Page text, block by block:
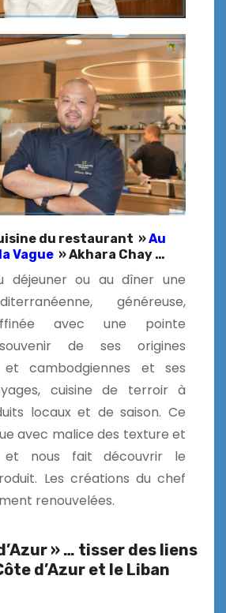
du restaurant »Au
Vague » Akhara Chay …
déjeuner ou au dîner une
généreuse,
avec une pointe
souvenir de ses origines
et cambodgiennes et ses
cuisine de terroir à
locaux et de saison. Ce
avec malice des texture et
et nous fait découvrir le
Les créations du chef
renouvelées.
» … tisser des liens
d’Azur et le Liban